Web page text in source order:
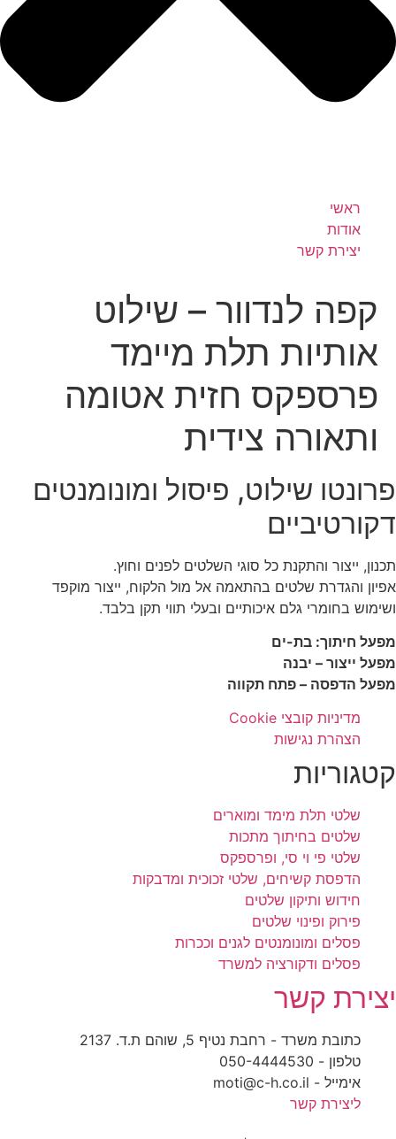
ראשי
אודות
יצירת קשר
קפה לנדוור – שילוט
אותיות תלת מיימד
פרספקס חזית אטומה
ותאורה צידית
פרונטו שילוט, פיסול ומונומנטים
דקורטיביים
תכנון, ייצור והתקנת כל סוגי השלטים לפנים וחוץ.
אפיון והגדרת שלטים בהתאמה אל מול הלקוח, ייצור מוקפד
ושימוש בחומרי גלם איכותיים ובעלי תווי תקן בלבד.
מפעל חיתוך: בת-ים
מפעל ייצור – יבנה
מפעל הדפסה – פתח תקווה
מדיניות קובצי Cookie
הצהרת נגישות
קטגוריות
שלטי תלת מימד ומוארים
שלטים בחיתוך מתכות
שלטי פי וי סי, ופרספקס
הדפסת קשיחים, שלטי זכוכית ומדבקות
חידוש ותיקון שלטים
פירוק ופינוי שלטים
פסלים ומונומנטים לגנים וככרות
פסלים ודקורציה למשרד
יצירת קשר
כתובת משרד - רחבת נטיף 5, שוהם ת.ד. 2137
טלפון - 050-4444530
אימייל - moti@c-h.co.il
ליצירת קשר